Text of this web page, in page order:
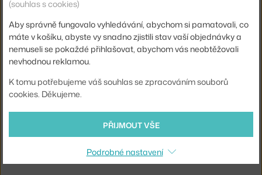
2 - 3 týdny,10 225 Kč
STOLIČKA BIT 75 CM, WHITE
(souhlas s cookies)
Aby správně fungovalo vyhledávání, abychom si pamatovali, co
máte v košíku, abyste vy snadno zjistili stav vaší objednávky a
nemuseli se pokaždé přihlašovat, abychom vás neobtěžovali
nevhodnou reklamou.
K tomu potřebujeme váš souhlas se zpracováním souborů
cookies. Děkujeme.
PŘIJMOUT VŠE
Podrobné nastavení